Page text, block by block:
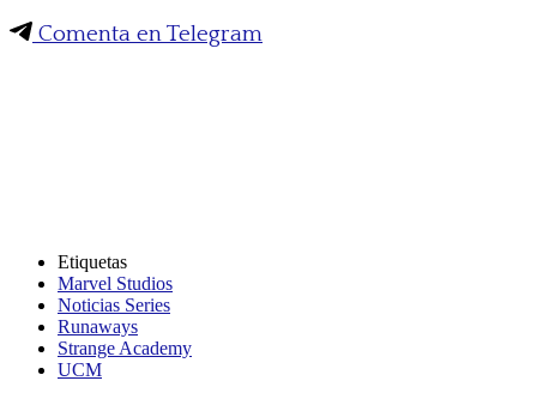
Comenta en Telegram
Etiquetas
Marvel Studios
Noticias Series
Runaways
Strange Academy
UCM